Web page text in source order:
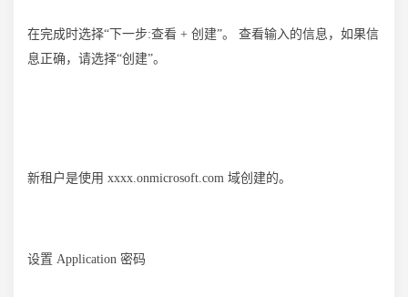
在完成时选择“下一步:查看 + 创建”。 查看输入的信息，如果信
息正确，请选择“创建”。
新租户是使用 xxxx.onmicrosoft.com 域创建的。
设置 Application 密码